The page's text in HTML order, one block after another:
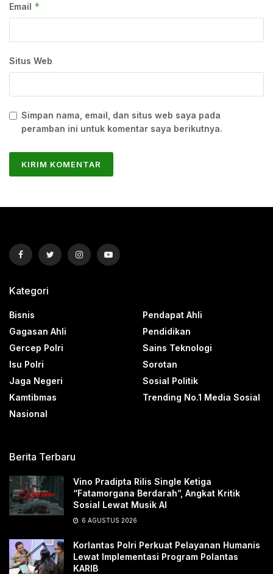
Email *
Situs Web
Simpan nama, email, dan situs web saya pada
peramban ini untuk komentar saya berikutnya.
Kategori
Bisnis
Gagasan Ahli
Gercep Polri
Isu Polri
Jaga Negeri
Kamtibmas
Nasional
Pendapat Ahli
Pendidikan
Sains Teknologi
Sorotan
Sosial Politik
Trending No.1 Media Sosial
Berita Terbaru
Vino Pradipta Rilis Single Ketiga
“Fatamorgana Berdarah”, Angkat Kritik
Sosial Lewat Musik AI
6 AGUSTUS 2026
Korlantas Polri Perkuat Pelayanan Humanis
Lewat Implementasi Program Polantas
KARIB